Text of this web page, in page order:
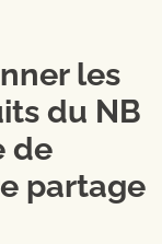
les
du NB
de
partage